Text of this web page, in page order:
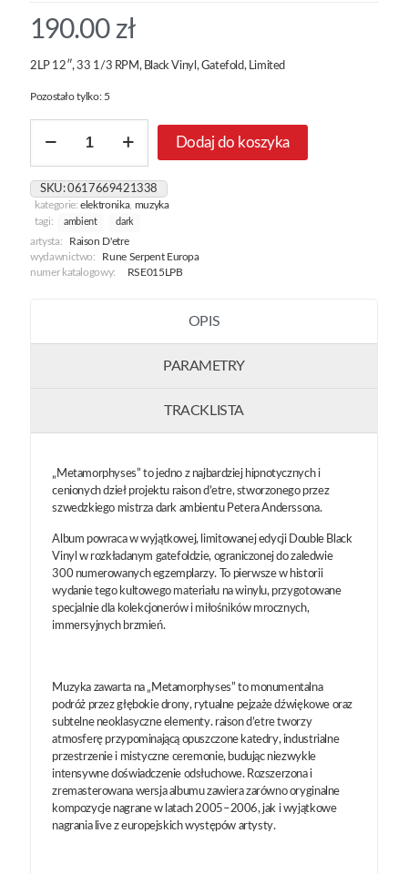
190.00 zł
2LP 12″, 33 1/3 RPM, Black Vinyl, Gatefold, Limited
Pozostało tylko: 5
Metamorphyses
Dodaj do koszyka
SKU:0617669421338
kategorie:elektronika, muzyka
tagi:
ambient dark
artysta:
Raison D'etre
wydawnictwo:
Rune Serpent Europa
numer katalogowy:
RSE015LPB
OPIS
PARAMETRY
TRACKLISTA
„Metamorphyses” to jedno z najbardziej hipnotycznych i
cenionych dzieł projektu raison d’etre, stworzonego przez
szwedzkiego mistrza dark ambientu Petera Anderssona.
Album powraca w wyjątkowej, limitowanej edycji Double Black
Vinyl w rozkładanym gatefoldzie, ograniczonej do zaledwie
300 numerowanych egzemplarzy. To pierwsze w historii
wydanie tego kultowego materiału na winylu, przygotowane
specjalnie dla kolekcjonerów i miłośników mrocznych,
immersyjnych brzmień.
Muzyka zawarta na „Metamorphyses” to monumentalna
podróż przez głębokie drony, rytualne pejzaże dźwiękowe oraz
subtelne neoklasyczne elementy. raison d’etre tworzy
atmosferę przypominającą opuszczone katedry, industrialne
przestrzenie i mistyczne ceremonie, budując niezwykle
intensywne doświadczenie odsłuchowe. Rozszerzona i
zremasterowana wersja albumu zawiera zarówno oryginalne
kompozycje nagrane w latach 2005–2006, jak i wyjątkowe
nagrania live z europejskich występów artysty.